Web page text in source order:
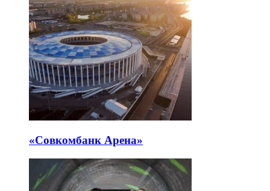
«Совкомбанк Арена⁠»